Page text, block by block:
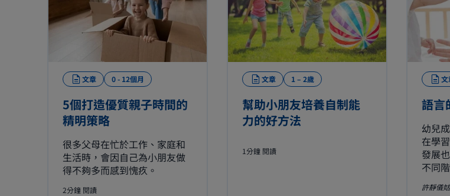
文章 0 - 12個月
5個打造優質親子時間的
精明策略
很多父母在忙於工作、家庭和
生活時，會因自己為小朋友做
得不夠多而感到愧疚。
2分鐘 閱讀
文章 1 – 2歲
幫助小朋友培養自制能
力的好方法
1分鐘 閱讀
文
語言
幼兒
在學
發展
不同
面會
許靜儀